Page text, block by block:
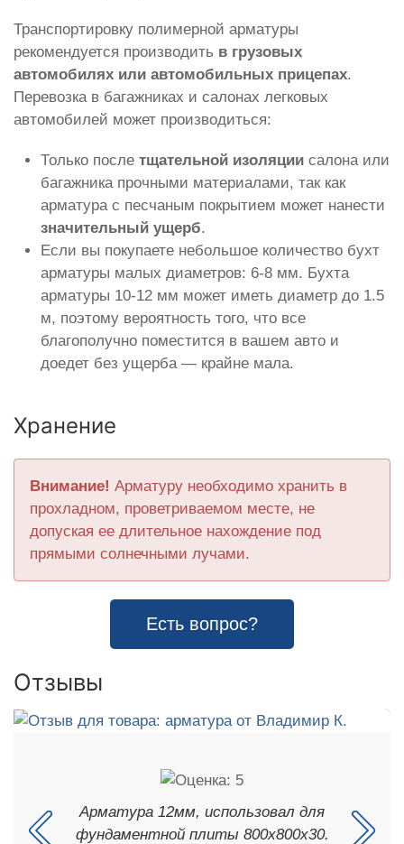
Транспортировку полимерной арматуры
рекомендуется производить в грузовых
автомобилях или автомобильных прицепах.
Перевозка в багажниках и салонах легковых
автомобилей может производиться:
Только после тщательной изоляции салона или
багажника прочными материалами, так как
арматура с песчаным покрытием может нанести
значительный ущерб.
Если вы покупаете небольшое количество бухт
арматуры малых диаметров: 6-8 мм. Бухта
арматуры 10-12 мм может иметь диаметр до 1.5
м, поэтому вероятность того, что все
благополучно поместится в вашем авто и
доедет без ущерба — крайне мала.
Хранение
Внимание! Арматуру необходимо хранить в
прохладном, проветриваемом месте, не
допуская ее длительное нахождение под
прямыми солнечными лучами.
Есть вопрос?
Отзывы
Арматура 12мм, использовал для
фундаментной плиты 800х800х30.